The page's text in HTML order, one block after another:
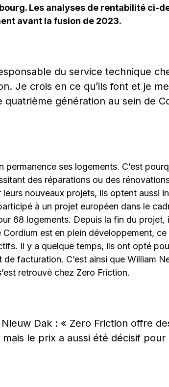
Les analyses de rentabilité ci-
avant la fusion de 2023.
du service technique
Je crois en ce qu’ils font et je
génération au sein de
permanence ses logements. C’est
des réparations ou des
nouveaux projets, ils optent aussi
à un projet européen dans le
68 logements. Depuis la fin du projet,
est en plein développement,
Il y a quelque temps, ils ont opté
facturation. C’est ainsi que William
retrouvé chez Zero Friction.
Dak : « Zero Friction offre
le prix a aussi été décisif